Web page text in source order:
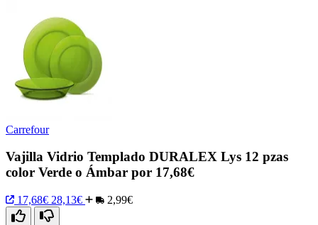
Carrefour
Vajilla Vidrio Templado DURALEX Lys 12 pzas
color Verde o Ámbar por 17,68€
17,68€ 28,13€ 2,99€